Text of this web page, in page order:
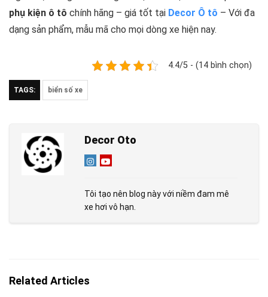
phụ kiện ô tô chính hãng – giá tốt tại Decor Ô tô – Với đa
dạng sản phẩm, mẫu mã cho mọi dòng xe hiện nay.
4.4/5 - (14 bình chọn)
TAGS: biển số xe
Decor Oto
Tôi tạo nên blog này với niềm đam mê
xe hơi vô hạn.
Related Articles